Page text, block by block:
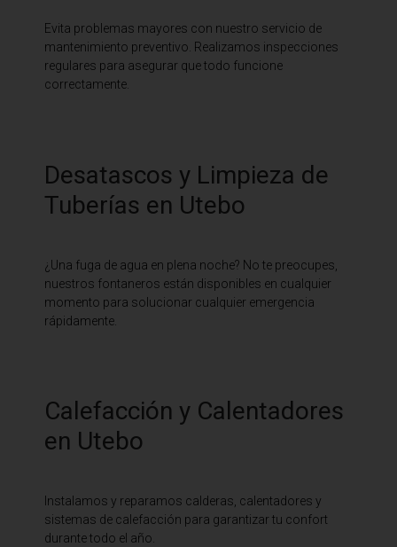
Evita problemas mayores con nuestro servicio de
mantenimiento preventivo. Realizamos inspecciones
regulares para asegurar que todo funcione
correctamente.
Desatascos y Limpieza de
Tuberías en Utebo
¿Una fuga de agua en plena noche? No te preocupes,
nuestros fontaneros están disponibles en cualquier
momento para solucionar cualquier emergencia
rápidamente.
Calefacción y Calentadores
en Utebo
Instalamos y reparamos calderas, calentadores y
sistemas de calefacción para garantizar tu confort
durante todo el año.